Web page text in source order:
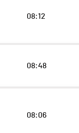
08:12
08:48
08:06